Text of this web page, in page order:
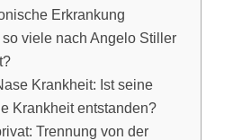
Erkrankung
viele nach Angelo Stiller
Krankheit: Ist seine
Krankheit entstanden?
Trennung von der